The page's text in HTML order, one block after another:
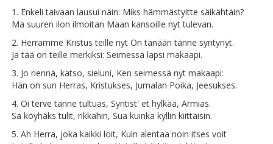
1. Enkeli taivaan lausui näin: Miks hämmästyitte säikähtäin?
Mä suuren ilon ilmoitan Maan kansoille nyt tulevan.
2. Herramme Kristus teille nyt On tänään tänne syntynyt.
Ja tää on teille merkiksi: Seimessä lapsi makaapi.
3. Jo riennä, katso, sieluni, Ken seimessä nyt makaapi:
Hän on sun Herras, Kristukses, Jumalan Poika, Jeesukses.
4. Oi terve tänne tultuas, Syntist' et hylkää, Armias.
Sä köyhäks tulit, rikkahin, Sua kuinka kyllin kiittäisin.
5. Ah Herra, joka kaikki loit, Kuin alentaa noin itses voit